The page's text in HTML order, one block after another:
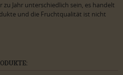
zu Jahr unterschiedlich sein, es handelt
und die Fruchtqualität ist nicht